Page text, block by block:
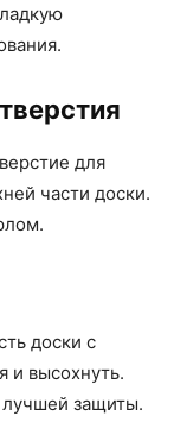
для
части доски.
доски с
и высохнуть.
лучшей защиты.